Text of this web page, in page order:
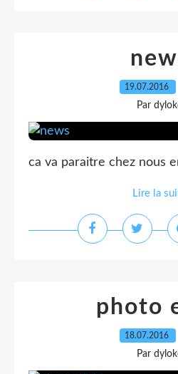
19.07.2016
Par
ca va paraitre chez nous
Lire la
photo
18.07.2016
Par